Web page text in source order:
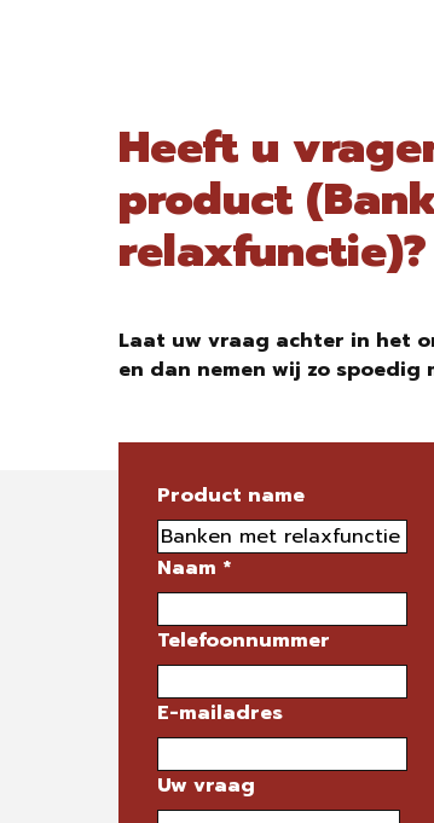
Heeft u
product
relaxfunctie)?
Laat uw vraag achter in het
en dan nemen wij zo
Product name
Naam *
Telefoonnummer
E-mailadres
Uw vraag